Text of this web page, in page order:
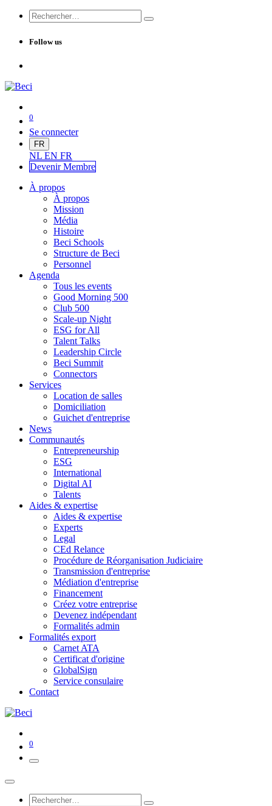
Follow us
0
Se connecter
FR
NL EN FR
Devenir Membre
À propos
À propos
Mission
Média
Histoire
Beci Schools
Structure de Beci
Personnel
Agenda
Tous les events
Good Morning 500
Club 500
Scale-up Night
ESG for All
Talent Talks
Leadership Circle
Beci Summit
Connectors
Services
Location de salles
Domiciliation
Guichet d'entreprise
News
Communautés
Entrepreneurship
ESG
International
Digital AI
Talents
Aides & expertise
Aides & expertise
Experts
Legal
CEd Relance
Procédure de Réorganisation Judiciaire
Transmission d'entreprise
Médiation d'entreprise
Financement
Créez votre entreprise
Devenez indépendant
Formalités admin
Formalités export
Carnet ATA
Certificat d'origine
GlobalSign
Service consulaire
Contact
0